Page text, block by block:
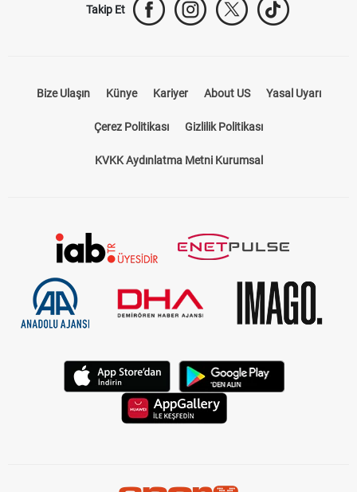
Takip Et
Bize Ulaşın Künye Kariyer About US Yasal Uyarı
Çerez Politikası Gizlilik Politikası
KVKK Aydınlatma Metni Kurumsal